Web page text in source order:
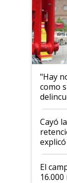
"Hay
como
al
habló
Cayó
El